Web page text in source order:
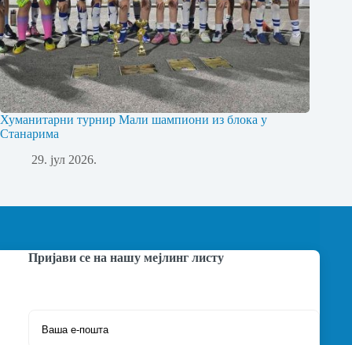
Хуманитарни турнир Мали шампиони из блока у
Станарима
29. јул 2026.
Пријави се на нашу мејлинг листу